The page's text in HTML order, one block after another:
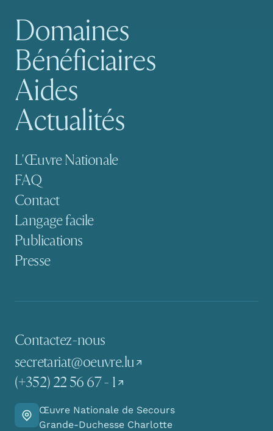
Navigation principale
Domaines
Bénéficiaires
Aides
Actualités
Navigation secondaire
L'Œuvre Nationale
FAQ
Contact
Langage facile
Publications
Presse
Contactez-nous
secretariat@oeuvre.lu
(+352) 22 56 67 - 1
Y allerŒuvre Nationale de Secours
Grande-Duchesse Charlotte